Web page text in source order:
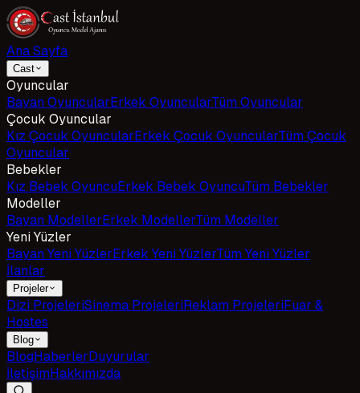
Ana Sayfa
Cast
Oyuncular
Bayan OyuncularErkek OyuncularTüm Oyuncular
Çocuk Oyuncular
Kız Çocuk OyuncularErkek Çocuk OyuncularTüm Çocuk
Oyuncular
Bebekler
Kız Bebek OyuncuErkek Bebek OyuncuTüm Bebekler
Modeller
Bayan ModellerErkek ModellerTüm Modeller
Yeni Yüzler
Bayan Yeni YüzlerErkek Yeni YüzlerTüm Yeni Yüzler
İlanlar
Projeler
Dizi ProjeleriSinema ProjeleriReklam ProjeleriFuar &
Hostes
Blog
BlogHaberlerDuyurular
İletişimHakkımızda